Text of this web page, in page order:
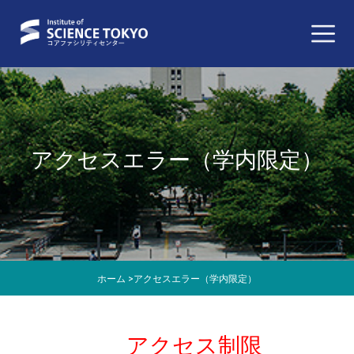
ホーム >アクセスエラー（学内限定）
アクセスエラー（学内限定）
アクセス制限